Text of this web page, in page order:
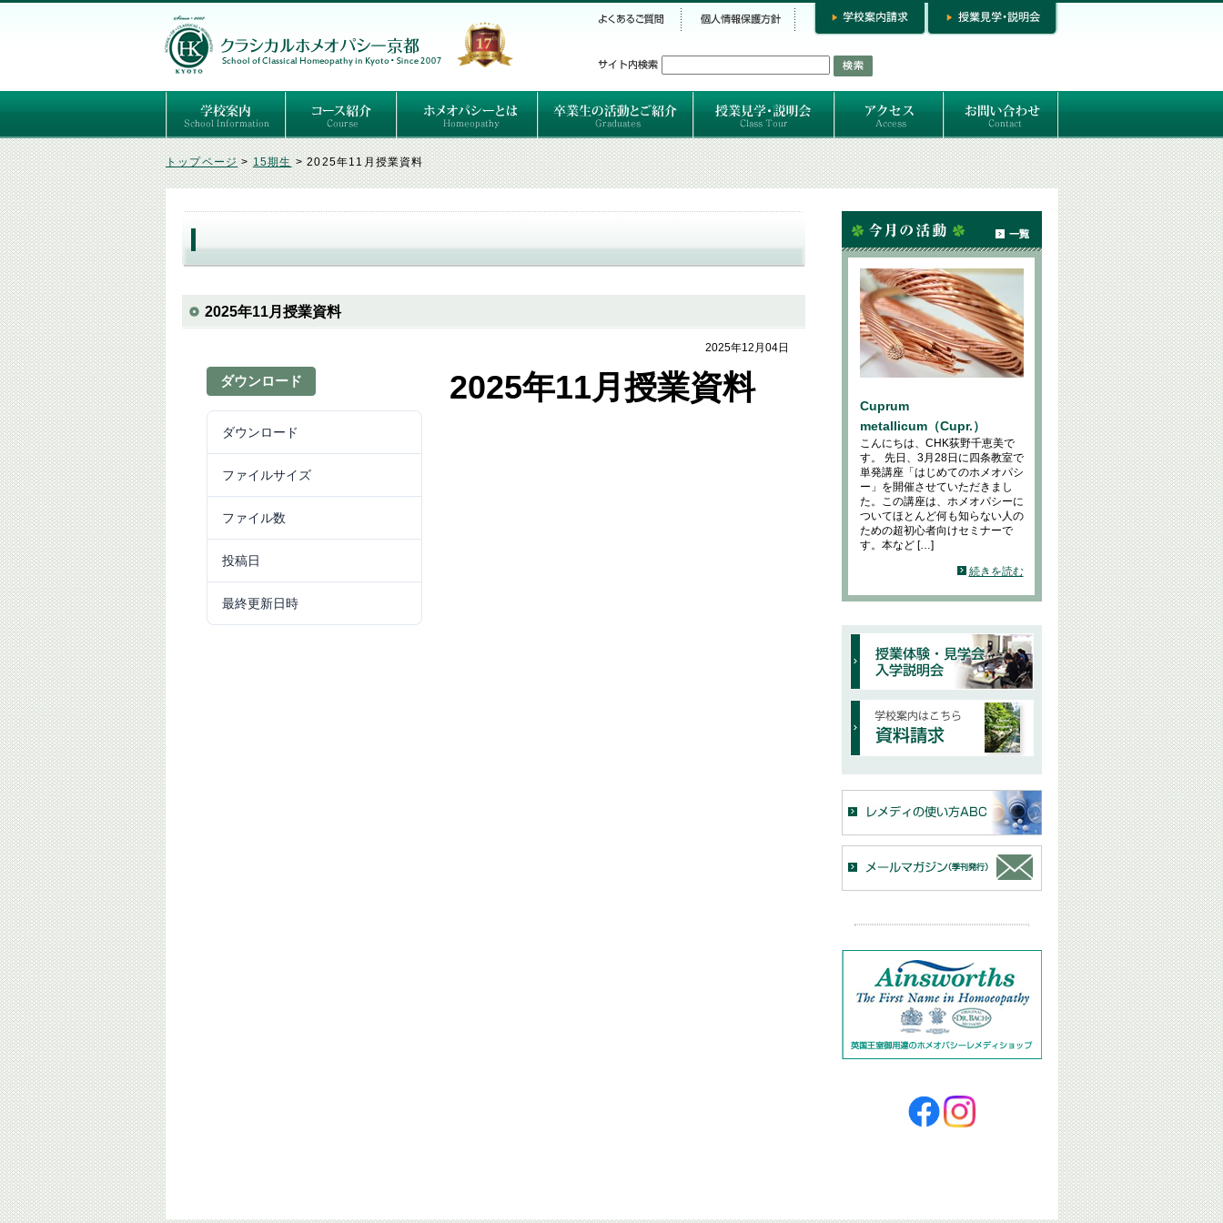
ごあいさつ
３つの基本理念
講師紹介
国際セミナー
ある日の学校生活（写真）
推薦者の声
よくあるご質問
予定表 はじめてのホメオパシー
セルフケアコース
専門コース（4年制）
専門コース（通信）
専門コース編入制度 ホメオパシーとは
クラシカルホメオパシーとは
オルガノンとは
ハーネマンの人生
ハーネマン以後のホメオパス
レメディの使い方ABC 卒業生のご紹介
卒業生の活動 お問い合わせ
専門コースお問い合わせ
専門コース入学お申し込み
個人セッション
トップページ>15期生>2025年11月授業資料
2025年11月授業資料
2025年12月04日
ダウンロード
ダウンロード
ファイルサイズ
ファイル数
投稿日
最終更新日時
2025年11月授業資料
Cuprum
metallicum（Cupr.）
こんにちは、CHK荻野千恵美で
す。 先日、3月28日に四条教室で
単発講座「はじめてのホメオパシ
ー」を開催させていただきまし
た。この講座は、ホメオパシーに
ついてほとんど何も知らない人の
ための超初心者向けセミナーで
す。本など […]
続きを読む